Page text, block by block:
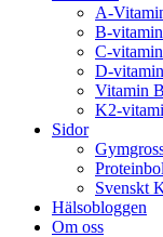
A-
B-vitamin
C-vitamin
D-vitamin
Vitamin
K2-
Sidor
Svenskt
Hälsobloggen
Om oss